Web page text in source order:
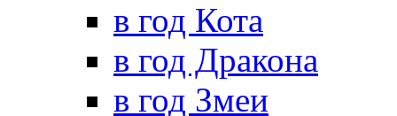
в год Кота
в год Дракона
в год Змеи